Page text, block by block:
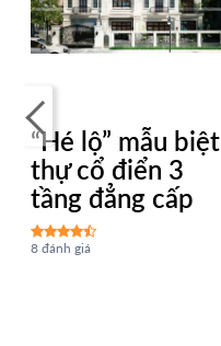
“Hé lộ” mẫu biệt
thự cổ điển 3
tầng đẳng cấp
8 đánh giá